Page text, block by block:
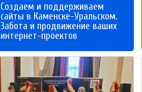
Создаем и поддерживаем
сайты в Каменске-Уральском.
Забота и продвижение ваших
интернет-проектов